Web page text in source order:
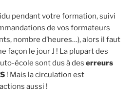
pendant votre formation, suivi
de vos formateurs
nombre d’heures…), alors il faut
façon le jour J ! La plupart des
école sont dus à des erreurs
! Mais la circulation est
aussi !